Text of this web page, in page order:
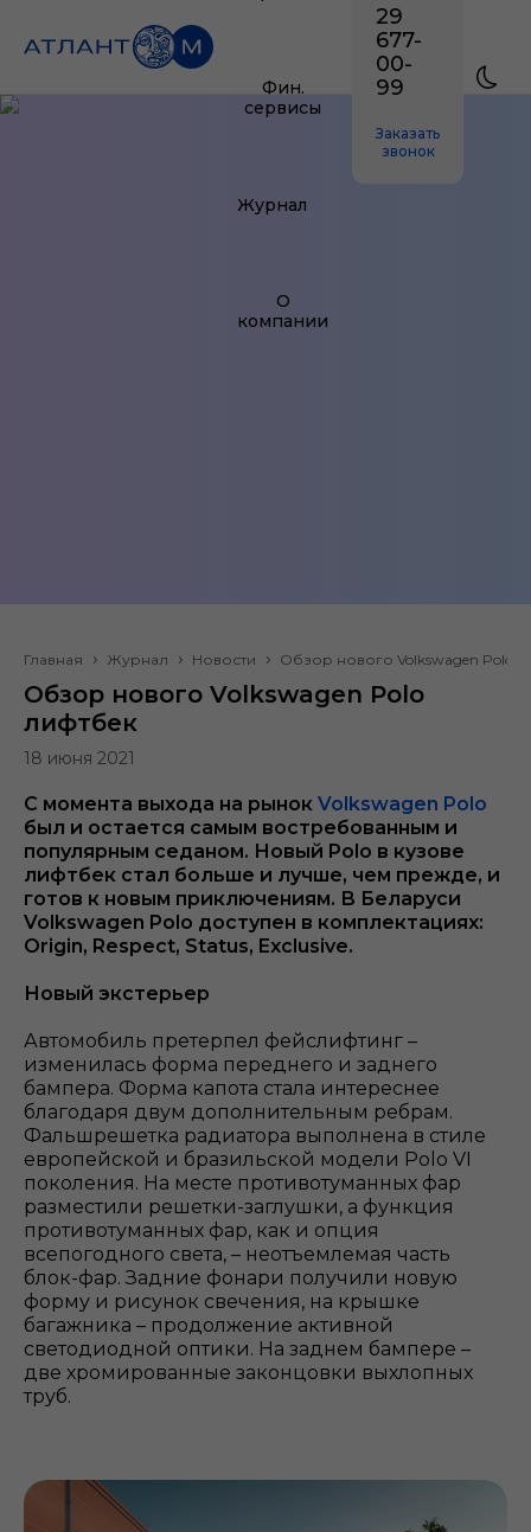
Фин.
сервисы
Журнал
О
компании
29
677-
00-
99
Заказать
звонок
Главная Журнал Новости Обзор нового Volkswagen Polo
Обзор нового Volkswagen Polo
лифтбек
18 июня 2021
С момента выхода на рынок Volkswagen Polo
был и остается самым востребованным и
популярным седаном. Новый Polo в кузове
лифтбек стал больше и лучше, чем прежде, и
готов к новым приключениям. В Беларуси
Volkswagen Polo доступен в комплектациях:
Origin, Respect, Status, Exclusive.
Новый экстерьер
Автомобиль претерпел фейслифтинг –
изменилась форма переднего и заднего
бампера. Форма капота стала интереснее
благодаря двум дополнительным ребрам.
Фальшрешетка радиатора выполнена в стиле
европейской и бразильской модели Polo VI
поколения. На месте противотуманных фар
разместили решетки-заглушки, а функция
противотуманных фар, как и опция
всепогодного света, – неотъемлемая часть
блок-фар. Задние фонари получили новую
форму и рисунок свечения, на крышке
багажника – продолжение активной
светодиодной оптики. На заднем бампере –
две хромированные законцовки выхлопных
труб.